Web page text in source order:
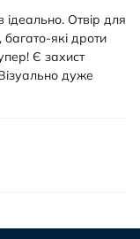
Отвір для
які дроти
Є захист
дуже